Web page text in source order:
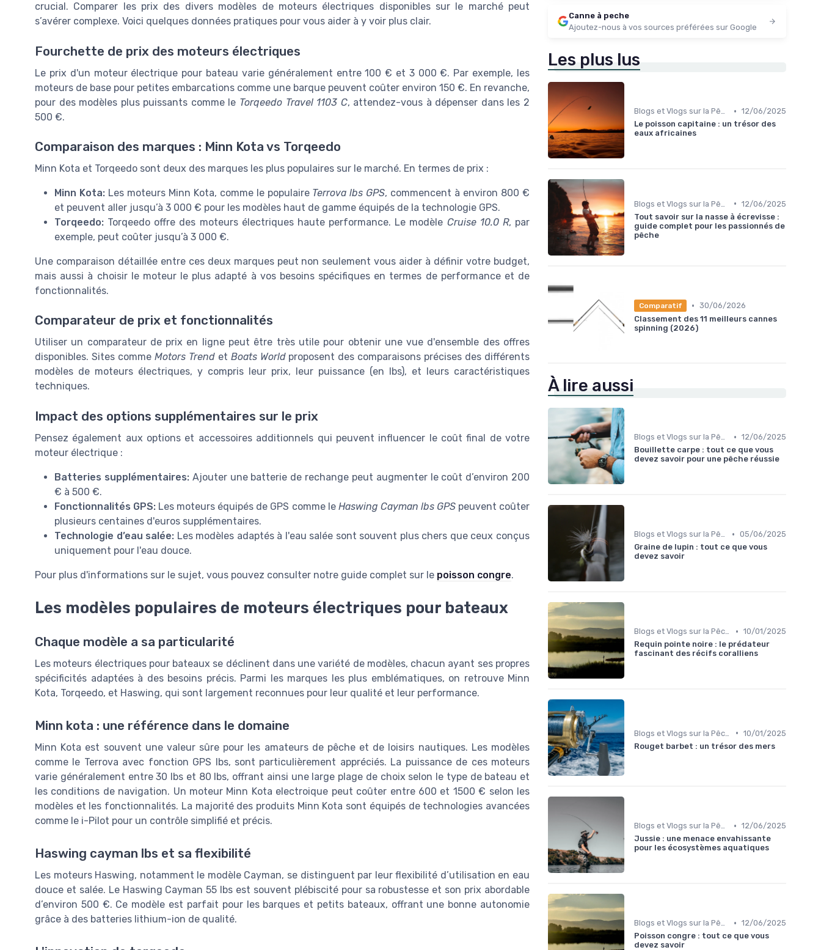
crucial. Comparer les prix des divers modèles de moteurs électriques disponibles sur le marché peut
s’avérer complexe. Voici quelques données pratiques pour vous aider à y voir plus clair.
Fourchette de prix des moteurs électriques
Le prix d'un moteur électrique pour bateau varie généralement entre 100 € et 3 000 €. Par exemple, les
moteurs de base pour petites embarcations comme une barque peuvent coûter environ 150 €. En revanche,
pour des modèles plus puissants comme le Torqeedo Travel 1103 C, attendez-vous à dépenser dans les 2
500 €.
Comparaison des marques : Minn Kota vs Torqeedo
Minn Kota et Torqeedo sont deux des marques les plus populaires sur le marché. En termes de prix :
Minn Kota:Les moteurs Minn Kota, comme le populaire Terrova lbs GPS, commencent à environ 800 €
et peuvent aller jusqu’à 3 000 € pour les modèles haut de gamme équipés de la technologie GPS.
Torqeedo: Torqeedo offre des moteurs électriques haute performance. Le modèle Cruise 10.0 R, par
exemple, peut coûter jusqu’à 3 000 €.
Une comparaison détaillée entre ces deux marques peut non seulement vous aider à définir votre budget,
mais aussi à choisir le moteur le plus adapté à vos besoins spécifiques en termes de performance et de
fonctionnalités.
Comparateur de prix et fonctionnalités
Utiliser un comparateur de prix en ligne peut être très utile pour obtenir une vue d'ensemble des offres
disponibles. Sites comme Motors Trendet Boats Worldproposent des comparaisons précises des différents
modèles de moteurs électriques, y compris leur prix, leur puissance (en lbs), et leurs caractéristiques
techniques.
Impact des options supplémentaires sur le prix
Pensez également aux options et accessoires additionnels qui peuvent influencer le coût final de votre
moteur électrique :
Batteries supplémentaires:Ajouter une batterie de rechange peut augmenter le coût d’environ 200
€ à 500 €.
Fonctionnalités GPS: Les moteurs équipés de GPS comme le Haswing Cayman lbs GPSpeuvent coûter
plusieurs centaines d'euros supplémentaires.
Technologie d’eau salée: Les modèles adaptés à l'eau salée sont souvent plus chers que ceux conçus
uniquement pour l'eau douce.
Pour plus d'informations sur le sujet, vous pouvez consulter notre guide complet sur le poisson congre.
Les modèles populaires de moteurs électriques pour bateaux
Chaque modèle a sa particularité
Les moteurs électriques pour bateaux se déclinent dans une variété de modèles, chacun ayant ses propres
spécificités adaptées à des besoins précis. Parmi les marques les plus emblématiques, on retrouve Minn
Kota, Torqeedo, et Haswing, qui sont largement reconnues pour leur qualité et leur performance.
Minn kota : une référence dans le domaine
Minn Kota est souvent une valeur sûre pour les amateurs de pêche et de loisirs nautiques. Les modèles
comme le Terrova avec fonction GPS lbs, sont particulièrement appréciés. La puissance de ces moteurs
varie généralement entre 30 lbs et 80 lbs, offrant ainsi une large plage de choix selon le type de bateau et
les conditions de navigation. Un moteur Minn Kota electroique peut coûter entre 600 et 1500 € selon les
modèles et les fonctionnalités. La majorité des produits Minn Kota sont équipés de technologies avancées
comme le i-Pilot pour un contrôle simplifié et précis.
Haswing cayman lbs et sa flexibilité
Les moteurs Haswing, notamment le modèle Cayman, se distinguent par leur flexibilité d’utilisation en eau
douce et salée. Le Haswing Cayman 55 lbs est souvent plébiscité pour sa robustesse et son prix abordable
d’environ 500 €. Ce modèle est parfait pour les barques et petits bateaux, offrant une bonne autonomie
grâce à des batteries lithium-ion de qualité.
Canne à peche
Ajoutez-nous à vos sources préférées sur Google
Les plus lus
Blogs et Vlogs sur la Pêche • 12/06/2025
Le poisson capitaine : un trésor des
eaux africaines
• 12/06/2025
Tout savoir sur la nasse à écrevisse :
guide complet pour les passionnés de
pêche
Comparatif • 30/06/2026
Classement des 11 meilleurs cannes
spinning (2026)
À lire aussi
Blogs et Vlogs sur la Pêche • 12/06/2025
Bouillette carpe : tout ce que vous
devez savoir pour une pêche réussie
Blogs et Vlogs sur la Pêche • 05/06/2025
Graine de lupin : tout ce que vous
devez savoir
Blogs et Vlogs sur la Pêche • 10/01/2025
Requin pointe noire : le prédateur
fascinant des récifs coralliens
• 10/01/2025
Rouget barbet : un trésor des mers
Blogs et Vlogs sur la Pêche • 12/06/2025
Jussie : une menace envahissante
pour les écosystèmes aquatiques
Blogs et Vlogs sur la Pêche • 12/06/2025
Poisson congre : tout ce que vous
devez savoir